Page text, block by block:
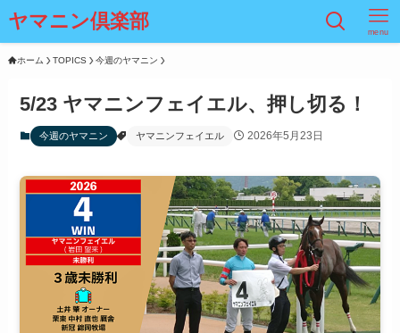
ヤマニン倶楽部 menu
ホーム TOPICS 今週のヤマニン
5/23 ヤマニンフェイエル、押し切る！
今週のヤマニン ヤマニンフェイエル 2026年5月23日